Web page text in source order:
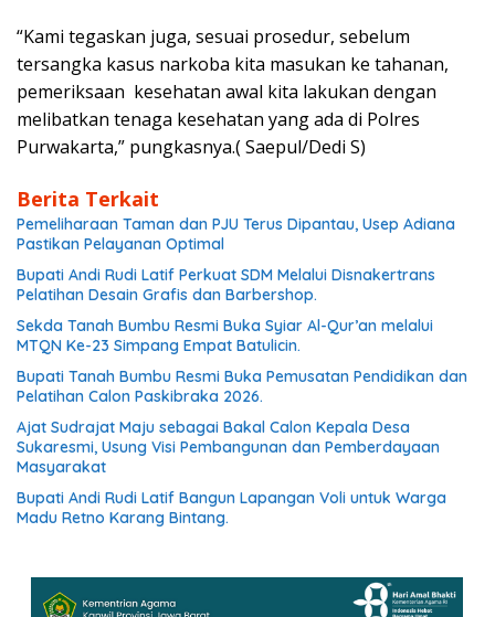
“Kami tegaskan juga, sesuai prosedur, sebelum
tersangka kasus narkoba kita masukan ke tahanan,
pemeriksaan kesehatan awal kita lakukan dengan
melibatkan tenaga kesehatan yang ada di Polres
Purwakarta,” pungkasnya.( Saepul/Dedi S)
Berita Terkait
Pemeliharaan Taman dan PJU Terus Dipantau, Usep Adiana
Pastikan Pelayanan Optimal
Bupati Andi Rudi Latif Perkuat SDM Melalui Disnakertrans
Pelatihan Desain Grafis dan Barbershop.
Sekda Tanah Bumbu Resmi Buka Syiar Al-Qur’an melalui
MTQN Ke-23 Simpang Empat Batulicin.
Bupati Tanah Bumbu Resmi Buka Pemusatan Pendidikan dan
Pelatihan Calon Paskibraka 2026.
Ajat Sudrajat Maju sebagai Bakal Calon Kepala Desa
Sukaresmi, Usung Visi Pembangunan dan Pemberdayaan
Masyarakat
Bupati Andi Rudi Latif Bangun Lapangan Voli untuk Warga
Madu Retno Karang Bintang.